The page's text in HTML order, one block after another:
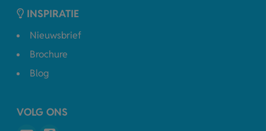
INSPIRATIE
Nieuwsbrief
Brochure
Blog
VOLG ONS